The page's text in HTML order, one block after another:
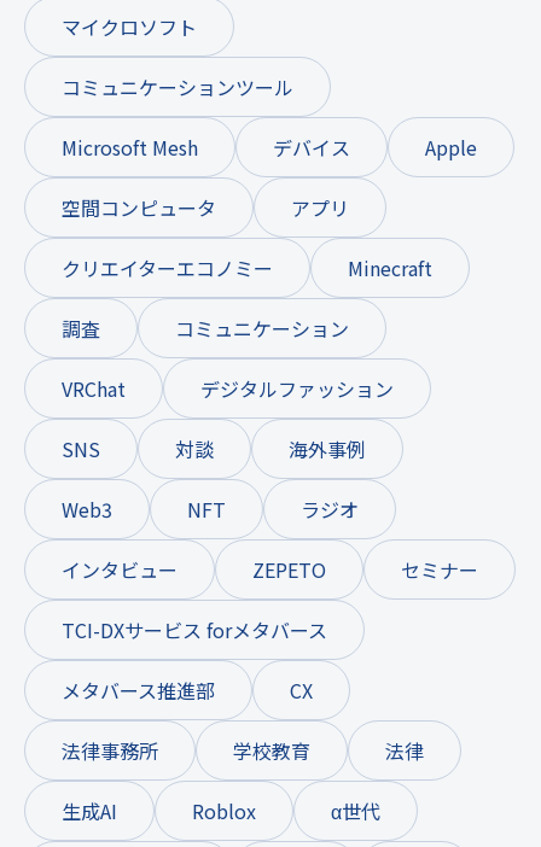
マイクロソフト
コミュニケーションツール
Microsoft Mesh デバイス Apple
空間コンピュータ アプリ
クリエイターエコノミー Minecraft
調査 コミュニケーション
VRChat デジタルファッション
SNS 対談 海外事例
Web3 NFT ラジオ
インタビュー ZEPETO セミナー
TCI-DXサービス forメタバース
メタバース推進部 CX
法律事務所 学校教育 法律
生成AI Roblox α世代